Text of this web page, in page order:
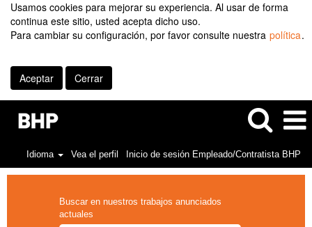
Usamos cookies para mejorar su experiencia. Al usar de forma
continua este sitio, usted acepta dicho uso.
Para cambiar su configuración, por favor consulte nuestra política.
Aceptar Cerrar
Idioma Vea el perfil Inicio de sesión Empleado/Contratista BHP
Buscar en nuestros trabajos anunciados
actuales